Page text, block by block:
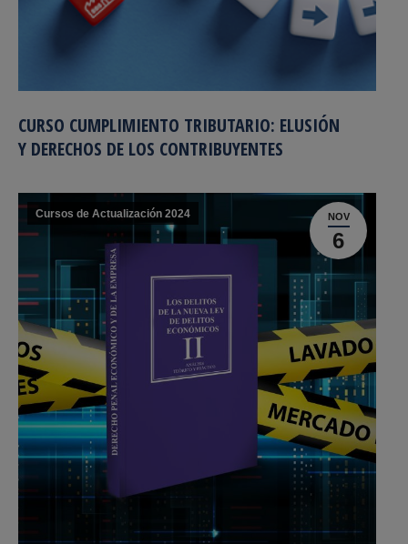
CURSO CUMPLIMIENTO TRIBUTARIO: ELUSIÓN
Y DERECHOS DE LOS CONTRIBUYENTES
NOV
6
Cursos de Actualización 2024